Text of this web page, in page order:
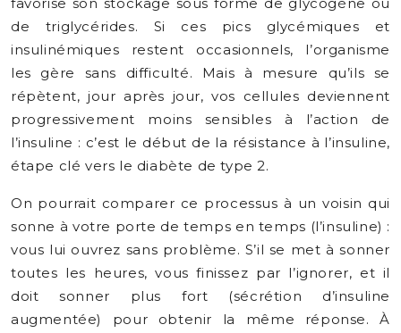
de triglycérides. Si ces pics glycémiques et
insulinémiques restent occasionnels, l’organisme
les gère sans difficulté. Mais à mesure qu’ils se
répètent, jour après jour, vos cellules deviennent
progressivement moins sensibles à l’action de
l’insuline : c’est le début de la résistance à l’insuline,
étape clé vers le diabète de type 2.
On pourrait comparer ce processus à un voisin qui
sonne à votre porte de temps en temps (l’insuline) :
vous lui ouvrez sans problème. S’il se met à sonner
toutes les heures, vous finissez par l’ignorer, et il
doit sonner plus fort (sécrétion d’insuline
augmentée) pour obtenir la même réponse. À